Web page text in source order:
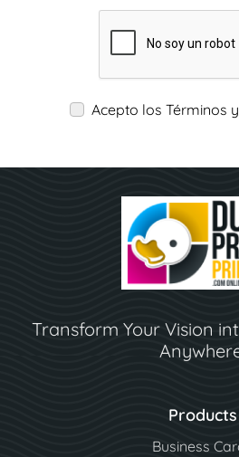
Acepto los Términos
Transform Your Vision
Products
Business